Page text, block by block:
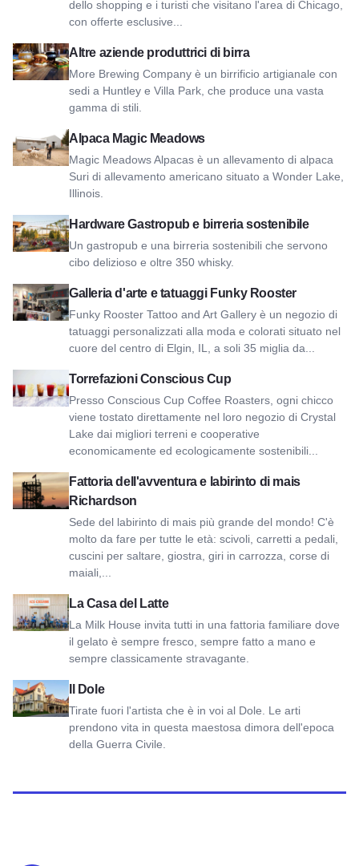
dello shopping e i turisti che visitano l'area di Chicago,
con offerte esclusive...
Altre aziende produttrici di birra
More Brewing Company è un birrificio artigianale con
sedi a Huntley e Villa Park, che produce una vasta
gamma di stili.
Vedi More Brewing Company
Alpaca Magic Meadows
Magic Meadows Alpacas è un allevamento di alpaca
Suri di allevamento americano situato a Wonder Lake,
Illinois.
Vedi Magic Meadows Alpacas
Hardware Gastropub e birreria sostenibile
Un gastropub e una birreria sostenibili che servono
cibo delizioso e oltre 350 whisky.
Visualizza Hardware Sustainable Gastropub & Brewery
Galleria d'arte e tatuaggi Funky Rooster
Funky Rooster Tattoo and Art Gallery è un negozio di
tatuaggi personalizzati alla moda e colorati situato nel
cuore del centro di Elgin, IL, a soli 35 miglia da...
Vedi Funky Rooster Tattoo e Galleria d'Arte
Torrefazioni Conscious Cup
Presso Conscious Cup Coffee Roasters, ogni chicco
viene tostato direttamente nel loro negozio di Crystal
Lake dai migliori terreni e cooperative
economicamente ed ecologicamente sostenibili...
Vedi Conscious Cup Roasters
Fattoria dell'avventura e labirinto di mais
Richardson
Sede del labirinto di mais più grande del mondo! C'è
molto da fare per tutte le età: scivoli, carretti a pedali,
cuscini per saltare, giostra, giri in carrozza, corse di
maiali,...
Visualizza la Fattoria dell'Avventura e il labirinto di mais
La Casa del Latte
La Milk House invita tutti in una fattoria familiare dove
il gelato è sempre fresco, sempre fatto a mano e
sempre classicamente stravagante.
Vedi La Casa del Latte
Il Dole
Tirate fuori l'artista che è in voi al Dole. Le arti
prendono vita in questa maestosa dimora dell'epoca
della Guerra Civile.
Visualizza il Dole